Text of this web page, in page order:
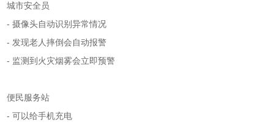
城市安全员
- 摄像头自动识别异常情况
- 发现老人摔倒会自动报警
- 监测到火灾烟雾会立即预警
便民服务站
- 可以给手机充电